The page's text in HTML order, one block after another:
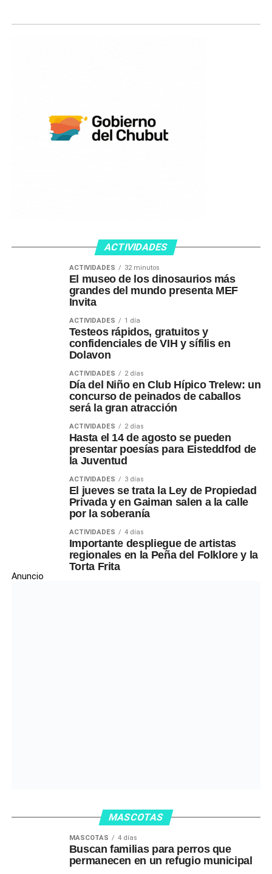
ACTIVIDADES
ACTIVIDADES 32 minutos
El museo de los dinosaurios más
grandes del mundo presenta MEF
Invita
ACTIVIDADES 1 día
Testeos rápidos, gratuitos y
confidenciales de VIH y sífilis en
Dolavon
ACTIVIDADES 2 días
Día del Niño en Club Hípico Trelew: un
concurso de peinados de caballos
será la gran atracción
ACTIVIDADES 2 días
Hasta el 14 de agosto se pueden
presentar poesías para Eisteddfod de
la Juventud
ACTIVIDADES 3 días
El jueves se trata la Ley de Propiedad
Privada y en Gaiman salen a la calle
por la soberanía
ACTIVIDADES 4 días
Importante despliegue de artistas
regionales en la Peña del Folklore y la
Torta Frita
Anuncio
MASCOTAS
MASCOTAS 4 días
Buscan familias para perros que
permanecen en un refugio municipal